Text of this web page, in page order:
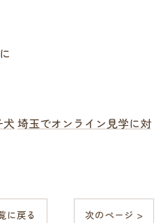
埼玉でオンライン見学に対
に戻る 次のページ >